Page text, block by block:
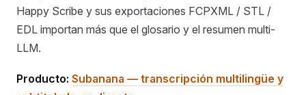
Happy Scribe y sus exportaciones FCPXML / STL /
EDL importan más que el glosario y el resumen multi-
LLM.
Producto: Subanana — transcripción multilingüe y